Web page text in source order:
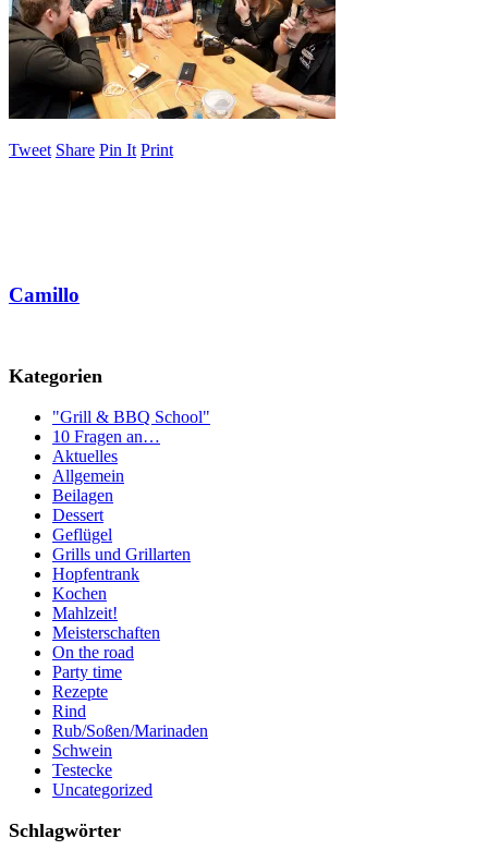
Tweet Share Pin It Print
Camillo
Kategorien
"Grill & BBQ School"
10 Fragen an…
Aktuelles
Allgemein
Beilagen
Dessert
Geflügel
Grills und Grillarten
Hopfentrank
Kochen
Mahlzeit!
Meisterschaften
On the road
Party time
Rezepte
Rind
Rub/Soßen/Marinaden
Schwein
Testecke
Uncategorized
Schlagwörter